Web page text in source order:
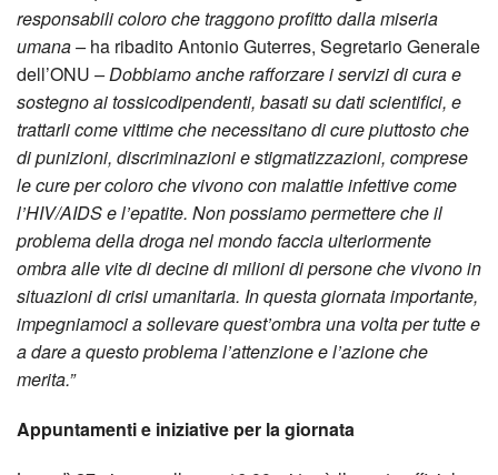
responsabili coloro che traggono profitto dalla miseria
umana –ha ribadito Antonio Guterres, Segretario Generale
dell’ONU – Dobbiamo anche rafforzare i servizi di cura e
sostegno ai tossicodipendenti, basati su dati scientifici, e
trattarli come vittime che necessitano di cure piuttosto che
di punizioni, discriminazioni e stigmatizzazioni, comprese
le cure per coloro che vivono con malattie infettive come
l’HIV/AIDS e l’epatite. Non possiamo permettere che il
problema della droga nel mondo faccia ulteriormente
ombra alle vite di decine di milioni di persone che vivono in
situazioni di crisi umanitaria. In questa giornata importante,
impegniamoci a sollevare quest’ombra una volta per tutte e
a dare a questo problema l’attenzione e l’azione che
merita.”
Appuntamenti e iniziative per la giornata